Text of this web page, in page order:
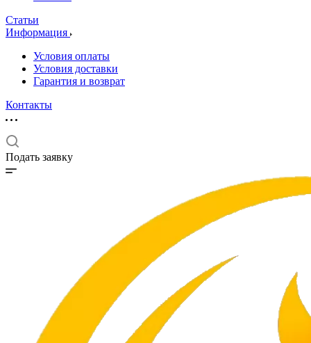
Статьи
Информация
Условия оплаты
Условия доставки
Гарантия и возврат
Контакты
Подать заявку